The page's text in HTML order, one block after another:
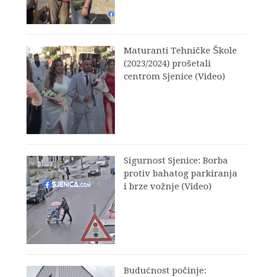
Maturanti Tehničke Škole
(2023/2024) prošetali
centrom Sjenice (Video)
Sigurnost Sjenice: Borba
protiv bahatog parkiranja
i brze vožnje (Video)
Budućnost počinje: